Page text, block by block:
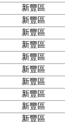
新豐區
新豐區
新豐區
新豐區
新豐區
新豐區
新豐區
新豐區
新豐區
新豐區